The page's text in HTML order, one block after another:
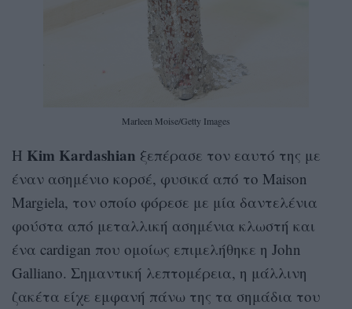
Marleen Moise/Getty Images
H Kim Kardashian ξεπέρασε τον εαυτό της με
έναν ασημένιο κορσέ, φυσικά από τo Maison
Margiela, τον οποίο φόρεσε με μία δαντελένια
φούστα από μεταλλική ασημένια κλωστή και
ένα cardigan που ομοίως επιμελήθηκε η John
Galliano. Σημαντική λεπτομέρεια, η μάλλινη
ζακέτα είχε εμφανή πάνω της τα σημάδια του